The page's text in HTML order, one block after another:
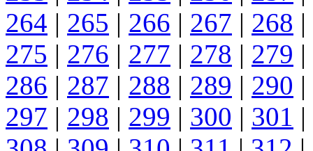
264 | 265 | 266 | 267 | 268 |
275 | 276 | 277 | 278 | 279 |
286 | 287 | 288 | 289 | 290 |
297 | 298 | 299 | 300 | 301 |